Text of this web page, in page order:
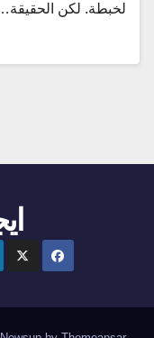
لخبطة. لكن